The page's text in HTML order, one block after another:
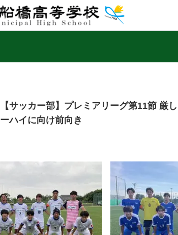
【サッカー部】プレミアリーグ第11節 厳
ーハイに向け前向き